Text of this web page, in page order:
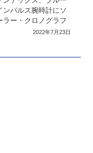
ンパルス腕時計にソ
ラー・クロノグラフ
2022年7月23日